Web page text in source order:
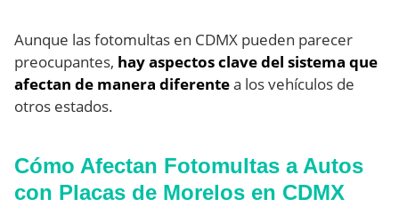
Aunque las fotomultas en CDMX pueden parecer
preocupantes, hay aspectos clave del sistema que
afectan de manera diferentea los vehículos de
otros estados.
Cómo Afectan Fotomultas a Autos
con Placas de Morelos en CDMX